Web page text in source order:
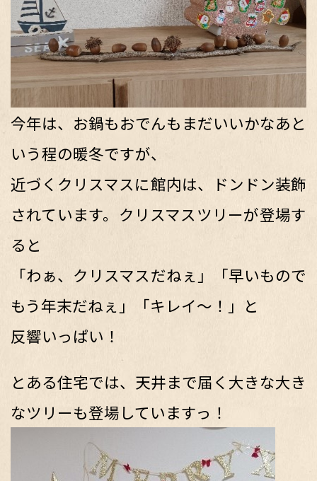
今年は、お鍋もおでんもまだいいかなあと
いう程の暖冬ですが、
近づくクリスマスに館内は、ドンドン装飾
されています。クリスマスツリーが登場す
ると
「わぁ、クリスマスだねぇ」「早いもので
もう年末だねぇ」「キレイ～！」と
反響いっぱい！
とある住宅では、天井まで届く大きな大き
なツリーも登場していますっ！